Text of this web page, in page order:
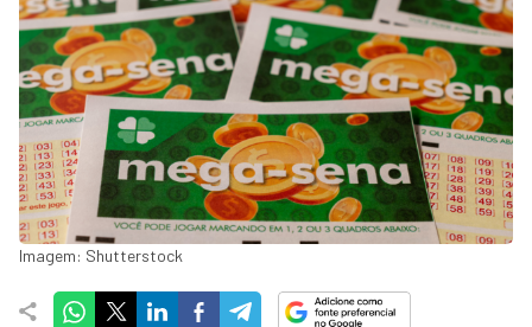
Imagem: Shutterstock